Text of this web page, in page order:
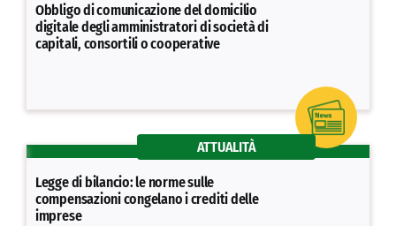
Obbligo di comunicazione del domicilio
digitale degli amministratori di società di
capitali, consortili o cooperative
Legge di bilancio: le norme sulle
compensazioni congelano i crediti delle
imprese
ATTUALITÀ